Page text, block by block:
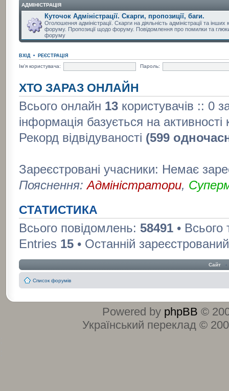
АДМІНІСТРАЦІЯ
Куточок Адміністрації. Скарги, пропозиції, баги.
Оголошення адміністрації. Скарги на діяльність адміністрації та інших
форуму. Пропозиції щодо форуму. Повідомлення про помилки та
форуму
ВХІД• РЕЄСТРАЦІЯ
Ім'я користувача:
Пароль:
ХТО ЗАРАЗ ОНЛАЙН
Всього онлайн 13користувачів :: 0
інформація базується на
Рекорд відвідуваності (599
Зареєстровані учасники: Немає
Пояснення:Адміністратори,
СТАТИСТИКА
Всього повідомлень: 58491•
Entries 15• Останній
Сайт ‹
Список форумів
Powered by phpBB ©
Український переклад ©